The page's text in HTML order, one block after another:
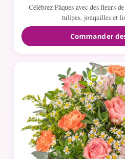
Célébrez Pâques avec des fleurs
tulipes, jonquilles et
Commander